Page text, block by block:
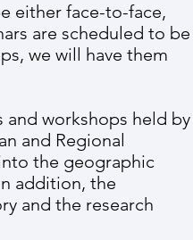
either face-to-face,
are scheduled to be
we will have them
workshops held by
and Regional
the geographic
addition, the
and the research